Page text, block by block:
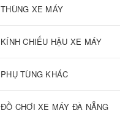
THÙNG XE MÁY
KÍNH CHIẾU HẬU XE MÁY
PHỤ TÙNG KHÁC
ĐỒ CHƠI XE MÁY ĐÀ NẴNG